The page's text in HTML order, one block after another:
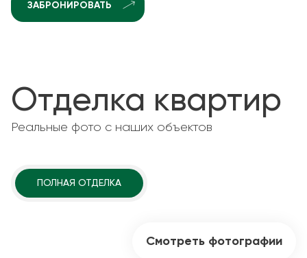
ЗАБРОНИРОВАТЬ
Отделка квартир
Реальные фото с наших объектов
ПОЛНАЯ ОТДЕЛКА
Смотреть фотографии